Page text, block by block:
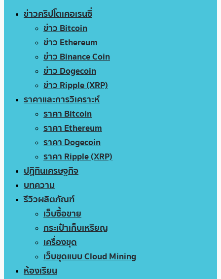
ข่าวคริปโตเคอเรนซี่
ข่าว Bitcoin
ข่าว Ethereum
ข่าว Binance Coin
ข่าว Dogecoin
ข่าว Ripple (XRP)
ราคาและการวิเคราะห์
ราคา Bitcoin
ราคา Ethereum
ราคา Dogecoin
ราคา Ripple (XRP)
ปฏิทินเศรษฐกิจ
บทความ
รีวิวผลิตภัณฑ์
เว็บซื้อขาย
กระเป๋าเก็บเหรียญ
เครื่องขุด
เว็บขุดแบบ Cloud Mining
ห้องเรียน